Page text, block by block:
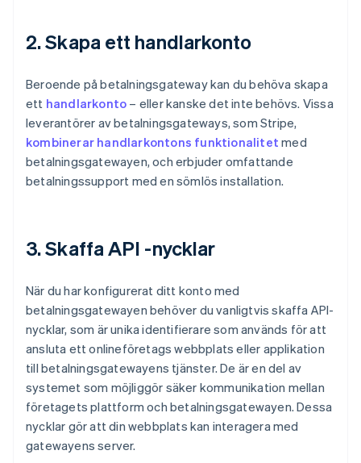
2. Skapa ett handlarkonto
Beroende på betalningsgateway kan du behöva skapa
ett handlarkonto – eller kanske det inte behövs. Vissa
leverantörer av betalningsgateways, som Stripe,
kombinerar handlarkontons funktionalitet med
betalningsgatewayen, och erbjuder omfattande
betalningssupport med en sömlös installation.
3. Skaffa API -nycklar
När du har konfigurerat ditt konto med
betalningsgatewayen behöver du vanligtvis skaffa API-
nycklar, som är unika identifierare som används för att
ansluta ett onlineföretags webbplats eller applikation
till betalningsgatewayens tjänster. De är en del av
systemet som möjliggör säker kommunikation mellan
företagets plattform och betalningsgatewayen. Dessa
nycklar gör att din webbplats kan interagera med
gatewayens server.